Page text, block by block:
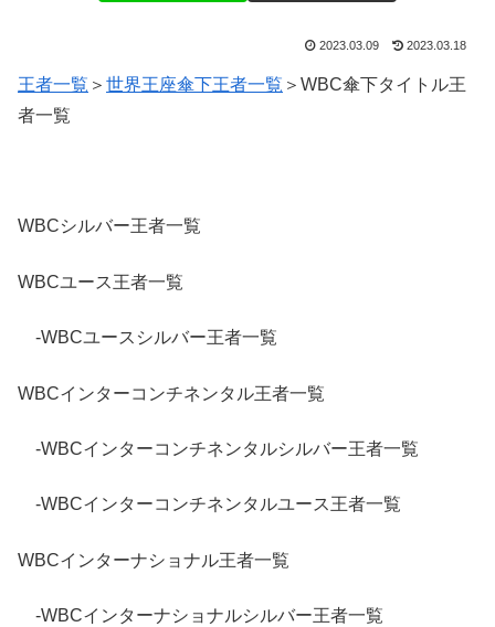
2023.03.09 2023.03.18
王者一覧 ＞ 世界王座傘下王者一覧 ＞WBC傘下タイトル王
者一覧
WBCシルバー王者一覧
WBCユース王者一覧
-WBCユースシルバー王者一覧
WBCインターコンチネンタル王者一覧
-WBCインターコンチネンタルシルバー王者一覧
-WBCインターコンチネンタルユース王者一覧
WBCインターナショナル王者一覧
-WBCインターナショナルシルバー王者一覧